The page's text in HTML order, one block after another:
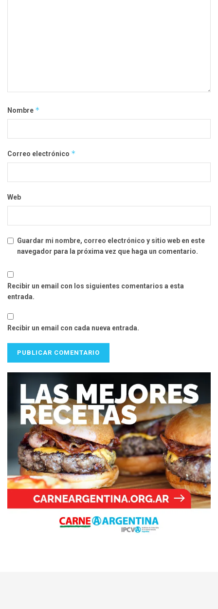
Nombre *
Correo electrónico *
Web
Guardar mi nombre, correo electrónico y sitio web en este
navegador para la próxima vez que haga un comentario.
Recibir un email con los siguientes comentarios a esta
entrada.
Recibir un email con cada nueva entrada.